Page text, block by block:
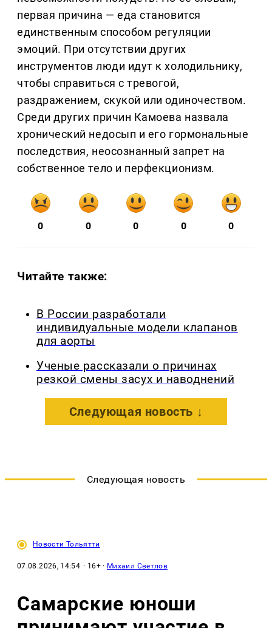
первая причина — еда становится
единственным способом регуляции
эмоций. При отсутствии других
инструментов люди идут к холодильнику,
чтобы справиться с тревогой,
раздражением, скукой или одиночеством.
Среди других причин Камоева назвала
хронический недосып и его гормональные
последствия, неосознанный запрет на
собственное тело и перфекционизм.
0 0 0 0 0
Читайте также:
В России разработали
индивидуальные модели клапанов
для аорты
Ученые рассказали о причинах
резкой смены засух и наводнений
Следующая новость ↓
Следующая новость
Новости Тольятти
07.08.2026, 14:54 · 16+ · Михаил Светлов
Самарские юноши